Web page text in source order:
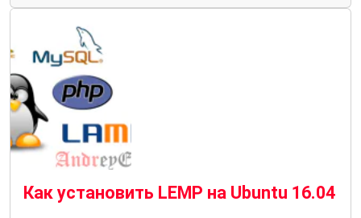
Как установить LEMP на Ubuntu 16.04